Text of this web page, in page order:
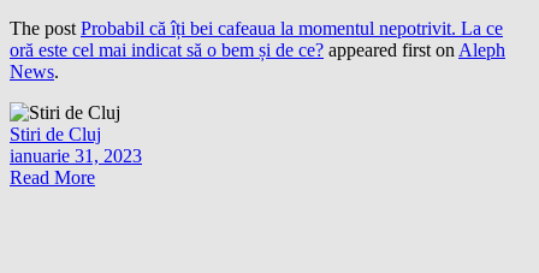
The post Probabil că îți bei cafeaua la momentul nepotrivit. La ce
oră este cel mai indicat să o bem și de ce? appeared first on Aleph
News.
Stiri de Cluj
ianuarie 31, 2023
Read More